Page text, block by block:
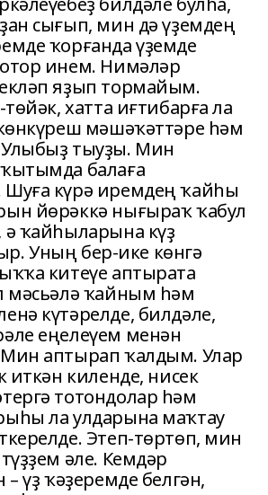
сығып, мин дә үҙемдең
ҡорғанда үҙемде
инем. Нимәләр
яҙып тормайым.
хатта иғтибарға ла
мәшәҡәттәре һәм
тыуҙы. Мин
балаға
күрә иремдең ҡайһы
йөрәккә нығыраҡ ҡабул
ҡайһыларына күҙ
Уның бер-ике көнгә
китеүе аптырата
мәсьәлә ҡайным һәм
күтәрелде, билдәле,
еңелеүем менән
аптырап ҡалдым. Улар
иткән киленде, нисек
тотондолар һәм
ла улдарына маҡтау
Этеп-төртөп, мин
әле. Кемдәр
үҙ ҡәҙеремде белгән,